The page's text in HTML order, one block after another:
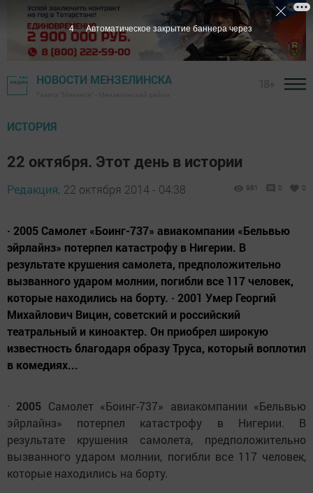
НОВОСТИ МЕНЗЕЛИНСКА
ИСТОРИЯ
22 октября. Этот день в истории
Редакция, 22 октября 2014 - 04:38 981 0 0
· 2005 Самолет «Боинг-737» авиакомпании «Бельвью
эйрлайнз» потерпел катастрофу в Нигерии. В
результате крушения самолета, предположительно
вызванного ударом молнии, погибли все 117 человек,
которые находились на борту. · 2001 Умер Георгий
Михайлович Вицин, советский и российский
театральный и киноактер. Он приобрел широкую
известность благодаря образу Труса, который воплотил
в комедиях...
· 2005 Самолет «Боинг-737» авиакомпании «Бельвью
эйрлайнз» потерпел катастрофу в Нигерии. В
результате крушения самолета, предположительно
вызванного ударом молнии, погибли все 117 человек,
которые находились на борту.
3 Автоматическое закрытие баннера через